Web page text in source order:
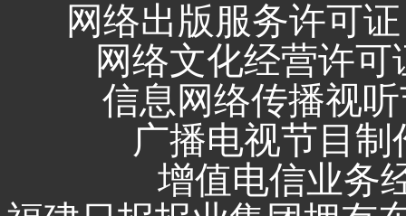
网络出版服务许可
网络文化经营许可
信息网络传播视
广播电视节目
增值电信业务